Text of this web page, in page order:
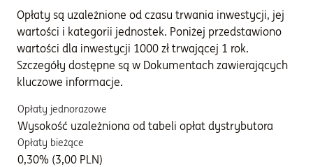
Opłaty są uzależnione od czasu trwania inwestycji, jej
wartości i kategorii jednostek. Poniżej przedstawiono
wartości dla inwestycji 1000 zł trwającej 1 rok.
Szczegóły dostępne są w Dokumentach zawierających
kluczowe informacje.
Opłaty jednorazowe
Wysokość uzależniona od tabeli opłat dystrybutora
Opłaty bieżące
0,30% (3,00 PLN)